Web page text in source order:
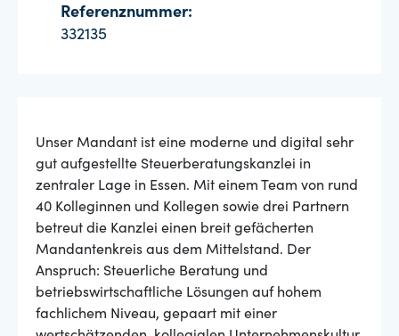
Referenznummer:
332135
Unser Mandant ist eine moderne und digital sehr
gut aufgestellte Steuerberatungskanzlei in
zentraler Lage in Essen. Mit einem Team von rund
40 Kolleginnen und Kollegen sowie drei Partnern
betreut die Kanzlei einen breit gefächerten
Mandantenkreis aus dem Mittelstand. Der
Anspruch: Steuerliche Beratung und
betriebswirtschaftliche Lösungen auf hohem
fachlichem Niveau, gepaart mit einer